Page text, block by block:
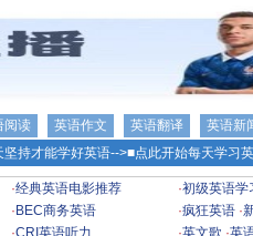
阅读 英语作文 英语翻译 英语新
持才能学好英语-->■点此开始每天学习
·经典英语电影推荐 ·初级英语学
· BEC商务英语 ·疯狂英语 ·
·CRI英语听力 ·英文歌 ·英